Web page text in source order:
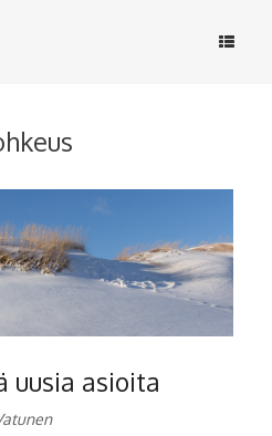
uusia asioita